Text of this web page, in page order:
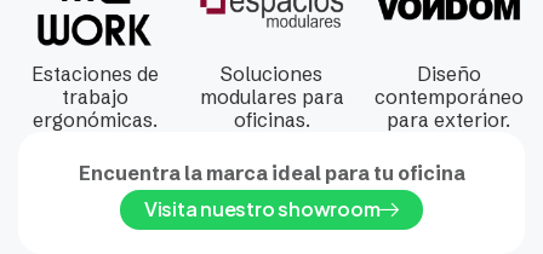
Estaciones de
trabajo
ergonómicas.
Soluciones
modulares para
oficinas.
Diseño
contemporáneo
para exterior.
Encuentra la marca ideal para tu oficina
Visita nuestro showroom